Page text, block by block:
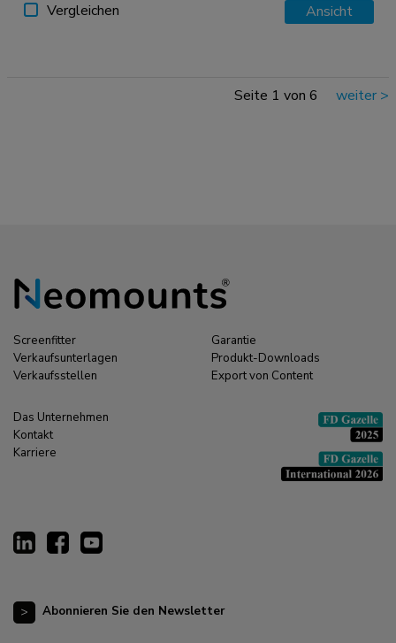
Vergleichen Ansicht
Seite 1 von 6 weiter >
Screenfitter
Verkaufsunterlagen
Verkaufsstellen
Garantie
Produkt-Downloads
Export von Content
Das Unternehmen
Kontakt
Karriere
Abonnieren Sie den Newsletter